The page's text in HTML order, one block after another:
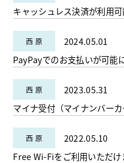
キャッシュレス決済が利用
2024.05.01
PayPayでのお支払いが可能
2023.05.31
マイナ受付（マイナンバー
2022.05.10
Free Wi-Fiをご利用いただけ